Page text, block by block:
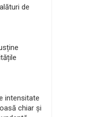
de
intensitate
chiar și